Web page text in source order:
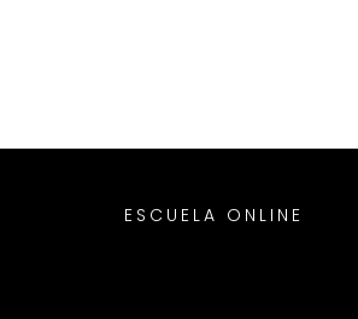
ESCUELA ONLINE